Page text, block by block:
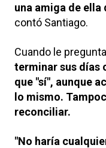
una amiga de ella
contó Santiago.
Cuando le
terminar sus días
que "sí", aunque
lo mismo.
reconciliar.
"No haría